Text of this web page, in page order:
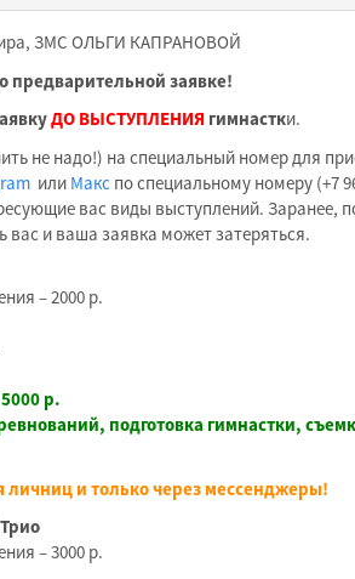
ЗМС ОЛЬГИ КАПРАНОВОЙ
предварительной заявке!
ДО ВЫСТУПЛЕНИЯ гимнастки.
не надо!) на специальный номер для
или Макс по специальному номеру (+7
вас виды выступлений. Заранее,
вас и ваша заявка может затеряться.
– 2000 р.
р.
подготовка гимнастки,
и только через мессенджеры!
– 3000 р.